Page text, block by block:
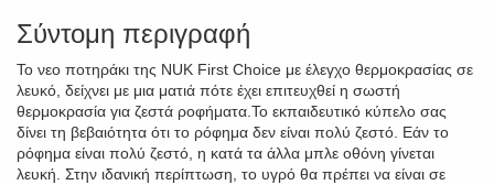
Σύντομη περιγραφή
Το νεο ποτηράκι της NUK First Choice με έλεγχο θερμοκρασίας σε
λευκό, δείχνει με μια ματιά πότε έχει επιτευχθεί η σωστή
θερμοκρασία για ζεστά ροφήματα.Το εκπαιδευτικό κύπελο σας
δίνει τη βεβαιότητα ότι το ρόφημα δεν είναι πολύ ζεστό. Εάν το
ρόφημα είναι πολύ ζεστό, η κατά τα άλλα μπλε οθόνη γίνεται
λευκή. Στην ιδανική περίπτωση, το υγρό θα πρέπει να είναι σε